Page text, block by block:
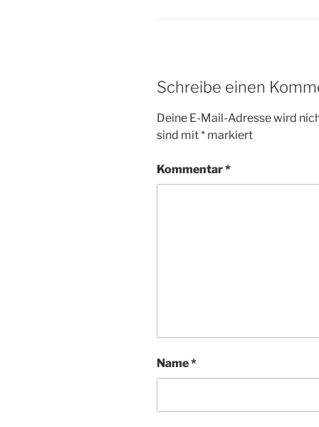
Schreibe einen
Deine E-Mail-Adresse wird
sind mit* markiert
Kommentar*
Name*